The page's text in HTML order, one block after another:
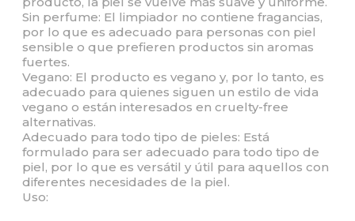
Sin perfume: El limpiador no contiene fragancias,
por lo que es adecuado para personas con piel
sensible o que prefieren productos sin aromas
fuertes.
Vegano: El producto es vegano y, por lo tanto, es
adecuado para quienes siguen un estilo de vida
vegano o están interesados en cruelty-free
alternativas.
Adecuado para todo tipo de pieles: Está
formulado para ser adecuado para todo tipo de
piel, por lo que es versátil y útil para aquellos con
diferentes necesidades de la piel.
Uso: